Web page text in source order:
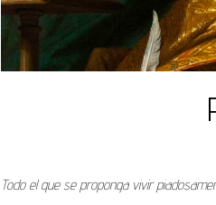
Todo el que se proponga vivir